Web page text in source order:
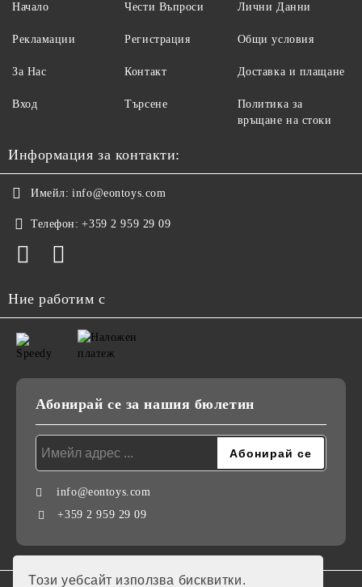
Този уебсайт използва бисквитки.
Начало
Рекламации
За Нас
Вход
Чести Въпроси
Регистрация
Контакт
Търсене
Лични Данни
Общи условия
Доставка и плащане
Политика за
връщане на стоки
Информация за контакти:
Имейл: info@eontoys.com
Телефон: +359 2 959 29 09
Ние работим с
Абонирай се за нашия бюлетин
info@eontoys.com
+359 2 959 29 09